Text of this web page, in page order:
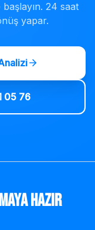
24 saat
yapar.
05 76
Hazır